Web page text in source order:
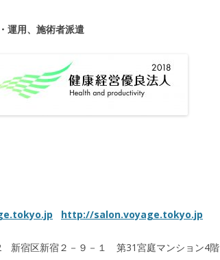
運用、施術者派遣
http://salon.voyage.tokyo.jp
宿区新宿２－９－１ 第31宮庭マンション4階